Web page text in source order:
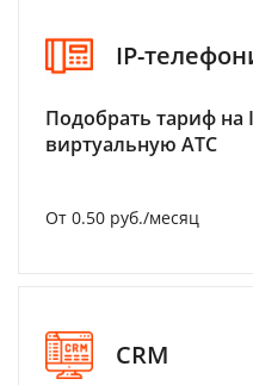
IP-
Подобрать тариф на
виртуальную АТС
От 0.50 руб./месяц
CRM